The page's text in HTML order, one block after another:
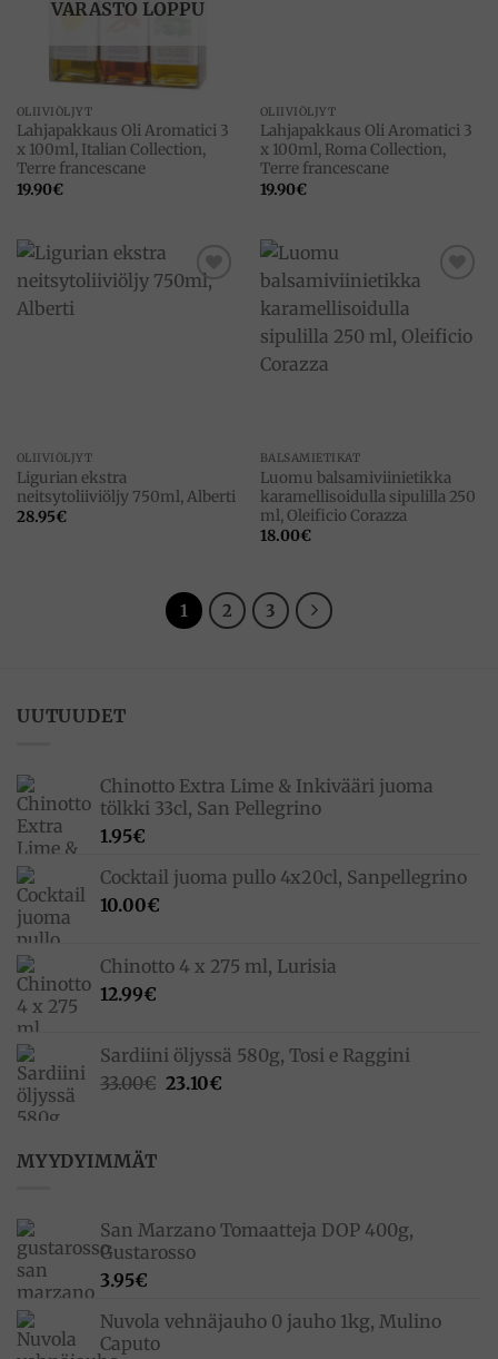
VARASTO LOPPU
OLIIVIÖLJYT
Lahjapakkaus Oli Aromatici 3
x 100ml, Italian Collection,
Terre francescane
19.90€
OLIIVIÖLJYT
Lahjapakkaus Oli Aromatici 3
x 100ml, Roma Collection,
Terre francescane
19.90€
Add to
OLIIVIÖLJYT
Ligurian ekstra
neitsytoliiviöljy 750ml, Alberti
28.95€
BALSAMIETIKAT
Luomu balsamiviinietikka
karamellisoidulla sipulilla 250
ml, Oleificio Corazza
18.00€
1 2 3
UUTUUDET
Chinotto Extra Lime & Inkivääri juoma
tölkki 33cl, San Pellegrino
1.95€
Cocktail juoma pullo 4x20cl, Sanpellegrino
10.00€
Chinotto 4 x 275 ml, Lurisia
12.99€
Sardiini öljyssä 580g, Tosi e Raggini
33.00€ Alkuperäinen
23.10€Nykyinen
MYYDYIMMÄT
San Marzano Tomaatteja DOP 400g,
Gustarosso
3.95€
Nuvola vehnäjauho 0 jauho 1kg, Mulino
Caputo